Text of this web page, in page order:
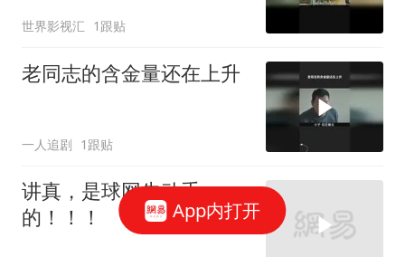
世界影视汇 1跟贴
老同志的含金量还在上升
一人追剧 1跟贴
讲真，是球网先动手
的！！！
App内打开